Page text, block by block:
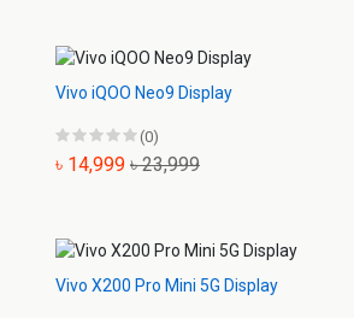
Vivo iQOO Neo9 Display
(0)
৳ 14,999 ৳ 23,999
Vivo X200 Pro Mini 5G Display